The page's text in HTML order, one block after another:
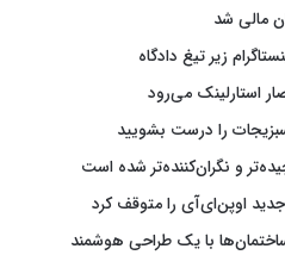
مالی شد
سبزیجات را درست بشویید
و نگران‌کننده‌تر شده است
اوپن‌ای‌آی را متوقف کرد